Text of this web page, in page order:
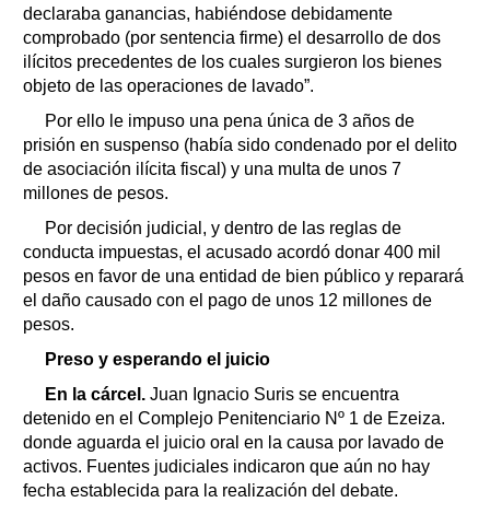
declaraba ganancias, habiéndose debidamente
comprobado (por sentencia firme) el desarrollo de dos
ilícitos precedentes de los cuales surgieron los bienes
objeto de las operaciones de lavado”.
Por ello le impuso una pena única de 3 años de
prisión en suspenso (había sido condenado por el delito
de asociación ilícita fiscal) y una multa de unos 7
millones de pesos.
Por decisión judicial, y dentro de las reglas de
conducta impuestas, el acusado acordó donar 400 mil
pesos en favor de una entidad de bien público y reparará
el daño causado con el pago de unos 12 millones de
pesos.
Preso y esperando el juicio
En la cárcel. Juan Ignacio Suris se encuentra
detenido en el Complejo Penitenciario Nº 1 de Ezeiza.
donde aguarda el juicio oral en la causa por lavado de
activos. Fuentes judiciales indicaron que aún no hay
fecha establecida para la realización del debate.